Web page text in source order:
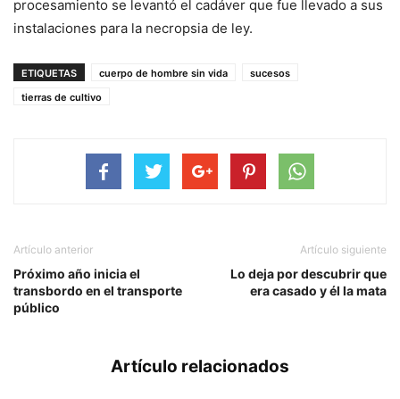
procesamiento se levantó el cadáver que fue llevado a sus
instalaciones para la necropsia de ley.
ETIQUETAS cuerpo de hombre sin vida
sucesos
tierras de cultivo
Artículo anterior
Próximo año inicia el
transbordo en el transporte
público
Artículo siguiente
Lo deja por descubrir que
era casado y él la mata
Artículo relacionados